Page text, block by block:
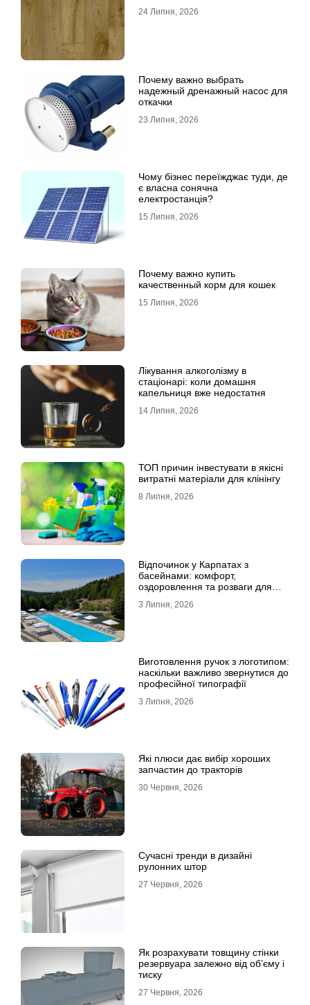
24 Липня, 2026
Почему важно выбрать
надежный дренажный насос для
откачки
23 Липня, 2026
Чому бізнес переїжджає туди, де
є власна сонячна
електростанція?
15 Липня, 2026
Почему важно купить
качественный корм для кошек
15 Липня, 2026
Лікування алкоголізму в
стаціонарі: коли домашня
капельниця вже недостатня
14 Липня, 2026
ТОП причин інвестувати в якісні
витратні матеріали для клінінгу
8 Липня, 2026
Відпочинок у Карпатах з
басейнами: комфорт,
оздоровлення та розваги для
3 Липня, 2026
Виготовлення ручок з логотипом:
наскільки важливо звернутися до
професійної типографії
3 Липня, 2026
Які плюси дає вибір хороших
запчастин до тракторів
30 Червня, 2026
Сучасні тренди в дизайні
рулонних штор
27 Червня, 2026
Як розрахувати товщину стінки
резервуара залежно від об’єму і
тиску
27 Червня, 2026